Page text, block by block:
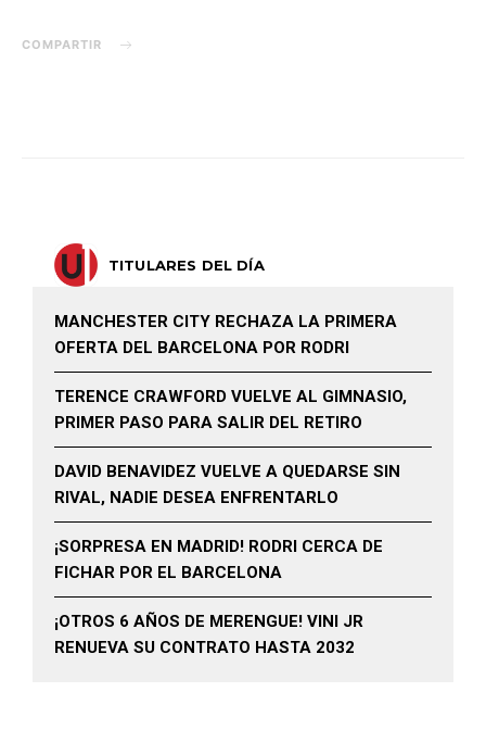
COMPARTIR
TITULARES DEL DÍA
MANCHESTER CITY RECHAZA LA PRIMERA
OFERTA DEL BARCELONA POR RODRI
TERENCE CRAWFORD VUELVE AL GIMNASIO,
PRIMER PASO PARA SALIR DEL RETIRO
DAVID BENAVIDEZ VUELVE A QUEDARSE SIN
RIVAL, NADIE DESEA ENFRENTARLO
¡SORPRESA EN MADRID! RODRI CERCA DE
FICHAR POR EL BARCELONA
¡OTROS 6 AÑOS DE MERENGUE! VINI JR
RENUEVA SU CONTRATO HASTA 2032